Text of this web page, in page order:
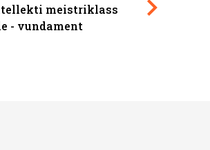
meistriklass
- vundament